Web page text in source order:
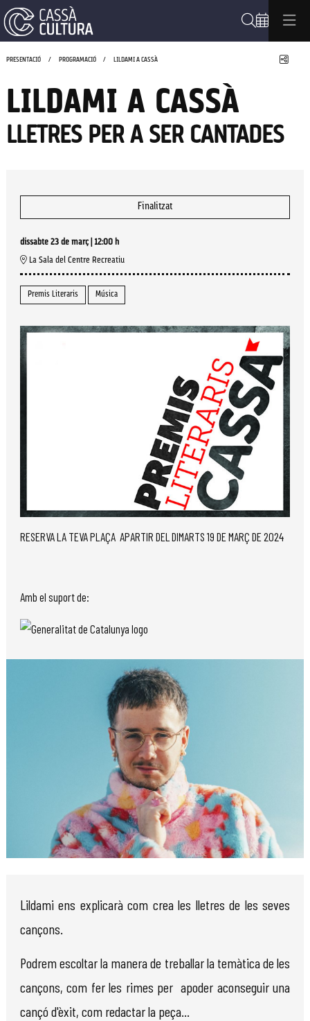
PRESENTACIÓ PROGRAMACIÓ LILDAMI A CASSÀ
LILDAMI A CASSÀ
LLETRES PER A SER CANTADES
Finalitzat
dissabte 23 de març| 12:00 h
La Sala del Centre Recreatiu
Premis Literaris Música
RESERVA LA TEVA PLAÇA APARTIR DEL DIMARTS 19 DE MARÇ DE 2024
Amb el suport de:
Lildami ens explicarà com crea les lletres de les seves
cançons.
Podrem escoltar la manera de treballar la temàtica de les
cançons, com fer les rimes per apoder aconseguir una
cançó d'èxit, com redactar la peça...